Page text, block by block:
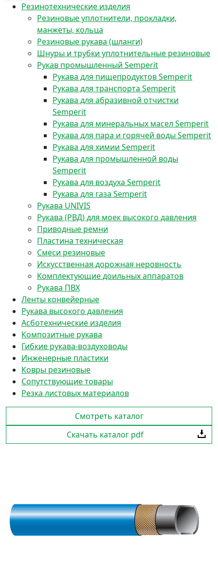
Резинотехнические изделия
Резиновые уплотнители, прокладки,
манжеты, кольца
Резиновые рукава (шланги)
Шнуры и трубки уплотнительные резиновые
Рукав промышленный Semperit
Рукава для пищепродуктов Semperit
Рукава для транспорта Semperit
Рукава для абразивной отчистки
Semperit
Рукава для минеральных масел Semperit
Рукава для пара и горячей воды Semperit
Рукава для химии Semperit
Рукава для промышленной воды
Semperit
Рукава для воздуха Semperit
Рукава для газа Semperit
Рукава UNIVIS
Рукава (РВД) для моек высокого давления
Приводные ремни
Пластина техническая
Смеси резиновые
Искусственная дорожная неровность
Комплектующие доильных аппаратов
Рукава ПВХ
Ленты конвейерные
Рукава высокого давления
Асботехнические изделия
Композитные рукава
Гибкие рукава-воздуховоды
Инженерные пластики
Ковры резиновые
Сопутствующие товары
Резка листовых материалов
Смотреть каталог
Скачать каталог pdf